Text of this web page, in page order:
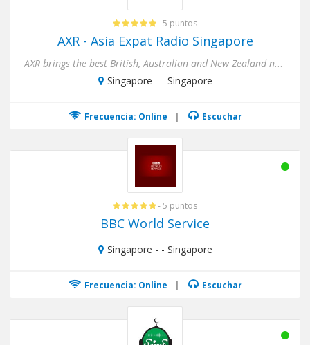
- 5 puntos
AXR - Asia Expat Radio Singapore
AXR brings the best British, Australian and New Zealand news, sport and music to expats living in Asia.
Singapore - - Singapore
Frecuencia: Online | Escuchar
- 5 puntos
BBC World Service
Singapore - - Singapore
Frecuencia: Online | Escuchar